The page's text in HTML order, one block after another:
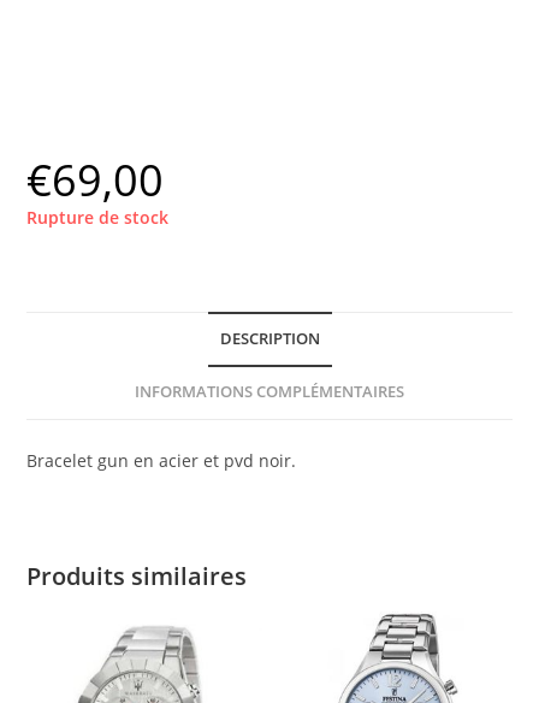
€69,00
Rupture de stock
DESCRIPTION
INFORMATIONS COMPLÉMENTAIRES
Bracelet gun en acier et pvd noir.
Produits similaires